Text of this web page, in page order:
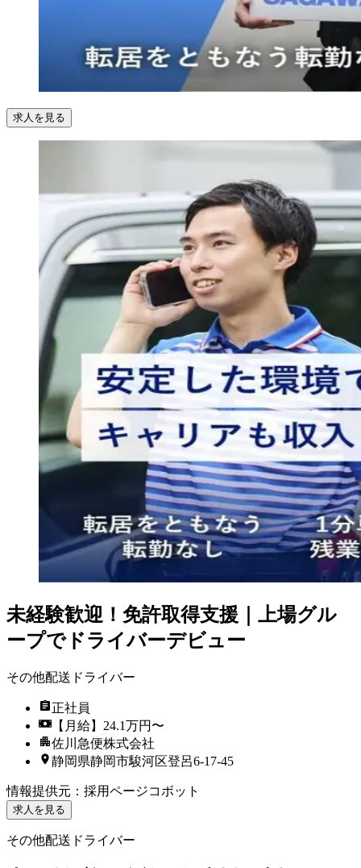
求人を見る
未経験歓迎！免許取得支援｜上場グル
ープでドライバーデビュー
その他配送ドライバー
正社員
【月給】24.1万円〜
佐川急便株式会社
静岡県静岡市駿河区登呂6-17-45
情報提供元 ： 採用ページコボット
求人を見る
その他配送ドライバー